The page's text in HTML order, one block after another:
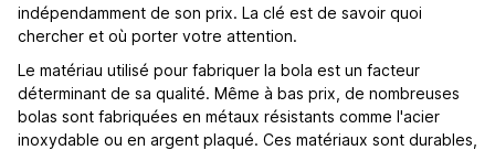
indépendamment de son prix. La clé est de savoir quoi
chercher et où porter votre attention.
Le matériau utilisé pour fabriquer la bola est un facteur
déterminant de sa qualité. Même à bas prix, de nombreuses
bolas sont fabriquées en métaux résistants comme l'acier
inoxydable ou en argent plaqué. Ces matériaux sont durables,